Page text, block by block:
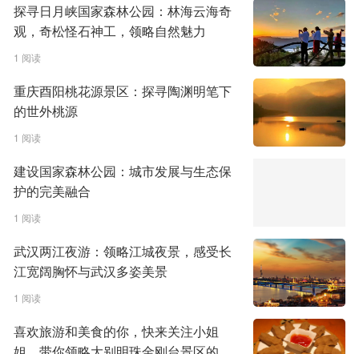
探寻日月峡国家森林公园：林海云海奇
观，奇松怪石神工，领略自然魅力
1 阅读
重庆酉阳桃花源景区：探寻陶渊明笔下
的世外桃源
1 阅读
建设国家森林公园：城市发展与生态保
护的完美融合
1 阅读
武汉两江夜游：领略江城夜景，感受长
江宽阔胸怀与武汉多姿美景
1 阅读
喜欢旅游和美食的你，快来关注小姐